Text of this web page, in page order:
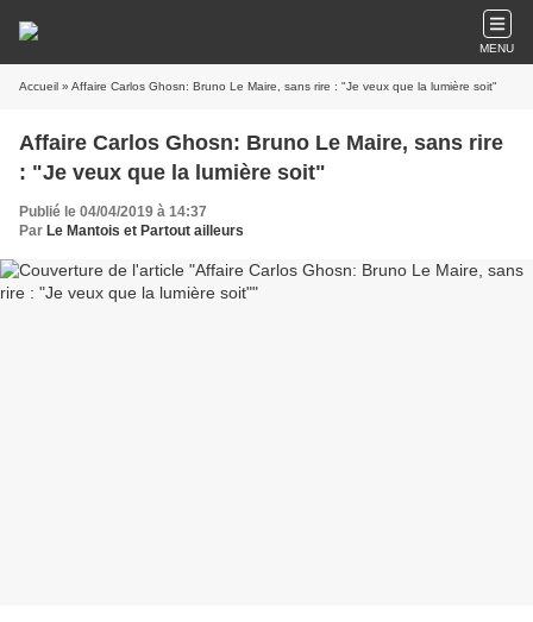
MENU
Accueil » Affaire Carlos Ghosn: Bruno Le Maire, sans rire : "Je veux que la lumière soit"
Affaire Carlos Ghosn: Bruno Le Maire, sans rire
: "Je veux que la lumière soit"
Publié le 04/04/2019 à 14:37
Par Le Mantois et Partout ailleurs